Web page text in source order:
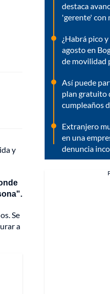
y
Se
a
destaca
'gerente' con
¿Habrá pico
agosto en
de movilidad
Así puede
plan gratuito
cumpleaños
Extranjero
en una
denuncia